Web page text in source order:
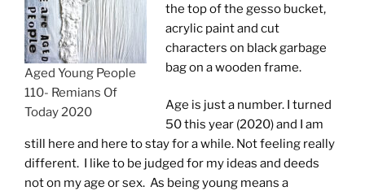
Aged Young People
110- Remians Of
Today 2020
the top of the gesso bucket,
acrylic paint and cut
characters on black garbage
bag on a wooden frame.
Age is just a number. I turned
50 this year (2020) and I am
still here and here to stay for a while. Not feeling really
different. I like to be judged for my ideas and deeds
not on my age or sex. As being young means a